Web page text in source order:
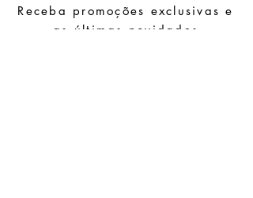
Receba promoções exclusivas e
as últimas novidades